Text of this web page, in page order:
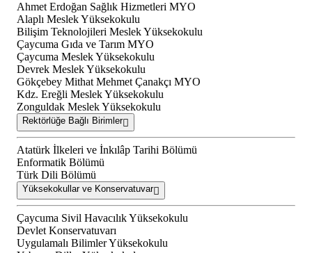
Ahmet Erdoğan Sağlık Hizmetleri MYO
Alaplı Meslek Yüksekokulu
Bilişim Teknolojileri Meslek Yüksekokulu
Çaycuma Gıda ve Tarım MYO
Çaycuma Meslek Yüksekokulu
Devrek Meslek Yüksekokulu
Gökçebey Mithat Mehmet Çanakçı MYO
Kdz. Ereğli Meslek Yüksekokulu
Zonguldak Meslek Yüksekokulu
Rektörlüğe Bağlı Birimler
Atatürk İlkeleri ve İnkılâp Tarihi Bölümü
Enformatik Bölümü
Türk Dili Bölümü
Yüksekokullar ve Konservatuvar
Çaycuma Sivil Havacılık Yüksekokulu
Devlet Konservatuvarı
Uygulamalı Bilimler Yüksekokulu